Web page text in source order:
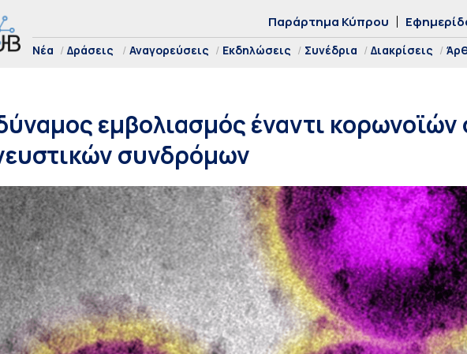
Παράρτημα Κύπρου
Νέα Δράσεις Αναγορεύσεις Εκδηλώσεις Συνέδρια Διακρίσεις
εμβολιασμός έναντι
συνδρόμων